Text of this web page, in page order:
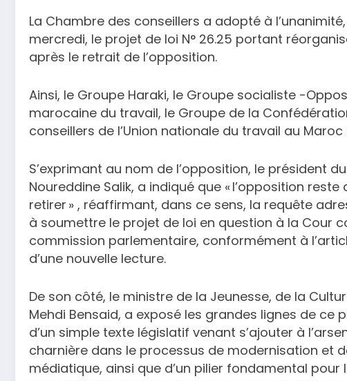
La Chambre des conseillers a adopté à
mercredi, le projet de loi N° 26.25 portant
après le retrait de l’opposition.
Ainsi, le Groupe Haraki, le Groupe socialiste -
marocaine du travail, le Groupe de la
conseillers de l’Union nationale du travail au
S’exprimant au nom de l’opposition, le président
Noureddine Salik, a indiqué que « l’opposition
retirer » , réaffirmant, dans ce sens, la requête
à soumettre le projet de loi en question à la Cour
commission parlementaire, conformément à
d’une nouvelle lecture.
De son côté, le ministre de la Jeunesse, de la
Mehdi Bensaid, a exposé les grandes lignes de ce
d’un simple texte législatif venant s’ajouter à
charnière dans le processus de modernisation et
médiatique, ainsi que d’un pilier fondamental pour